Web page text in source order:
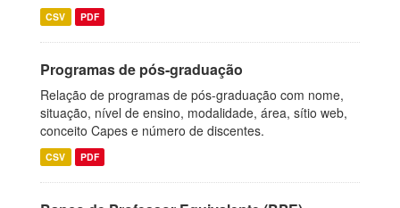
CSV PDF
Programas de pós-graduação
Relação de programas de pós-graduação com nome,
situação, nível de ensino, modalidade, área, sítio web,
conceito Capes e número de discentes.
CSV PDF